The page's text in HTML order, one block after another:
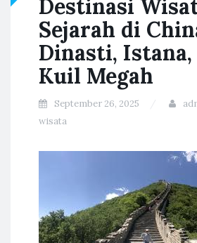
Destinasi
Sejarah di
Dinasti, Istana,
Kuil Megah
September 26, 2025
wisata